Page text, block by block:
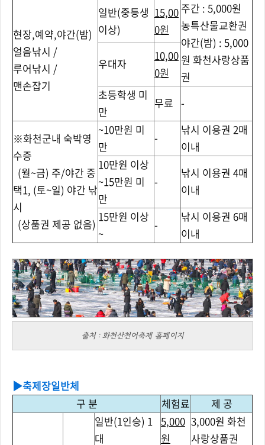
현장,예약,야간(밤)
얼음낚시 /
루어낚시 /
맨손잡기
일반(중등생
이상)
15,00
0원
주간 : 5,000원
농특산물교환권
야간(밤) : 5,000
원 화천사랑상품
권
우대자
10,00
0원
초등학생 미
만
무료 -
※화천군내 숙박영
수증
(월~금) 주/야간 중
택1, (토~일) 야간 낚
시
(상품권 제공 없음)
~10만원 미
만
-
낚시 이용권 2매
이내
10만원 이상
~15만원 미
만
-
낚시 이용권 4매
이내
15만원 이상
~
-
낚시 이용권 6매
이내
출처 : 화천산천어축제 홈페이지
▶축제장일반체
구 분
체험료
제 공
일반(1인승) 1
대
5,000
원
3,000원 화천
사랑상품권